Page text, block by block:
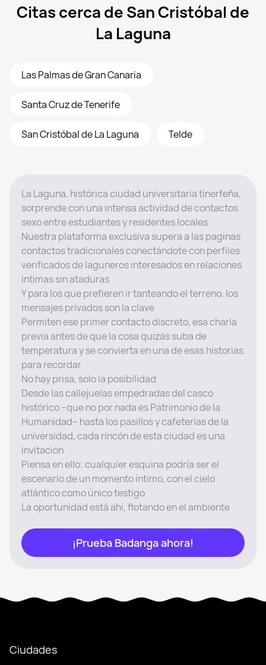
Citas cerca de San Cristóbal de
La Laguna
Las Palmas de Gran Canaria
Santa Cruz de Tenerife
San Cristóbal de La Laguna Telde
La Laguna, histórica ciudad universitaria tinerfeña,
sorprende con una intensa actividad de contactos
sexo entre estudiantes y residentes locales
Nuestra plataforma exclusiva supera a las paginas
contactos tradicionales conectándote con perfiles
verificados de laguneros interesados en relaciones
íntimas sin ataduras
Y para los que prefieren ir tanteando el terreno, los
mensajes privados son la clave
Permiten ese primer contacto discreto, esa charla
previa antes de que la cosa quizás suba de
temperatura y se convierta en una de esas historias
para recordar
No hay prisa, solo la posibilidad
Desde las callejuelas empedradas del casco
histórico –que no por nada es Patrimonio de la
Humanidad– hasta los pasillos y cafeterías de la
universidad, cada rincón de esta ciudad es una
invitación
Piensa en ello: cualquier esquina podría ser el
escenario de un momento íntimo, con el cielo
atlántico como único testigo
La oportunidad está ahí, flotando en el ambiente
¡Prueba Badanga ahora!
Ciudades